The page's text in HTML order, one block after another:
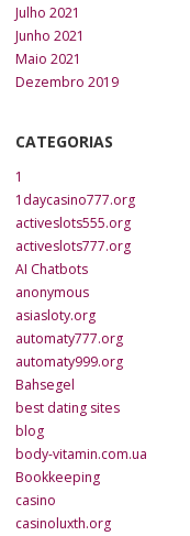
Julho 2021
Junho 2021
Maio 2021
Dezembro 2019
CATEGORIAS
1
1daycasino777.org
activeslots555.org
activeslots777.org
AI Chatbots
anonymous
asiasloty.org
automaty777.org
automaty999.org
Bahsegel
best dating sites
blog
body-vitamin.com.ua
Bookkeeping
casino
casinoluxth.org